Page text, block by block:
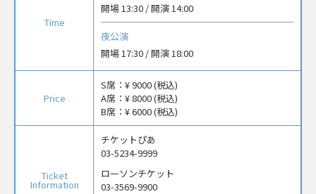
Time
開場 13:30 / 開演 14:00
夜公演
開場 17:30 / 開演 18:00
Price
S席： ¥ 9000 (税込)
A席： ¥ 8000 (税込)
B席： ¥ 6000 (税込)
Ticket
Information
チケットぴあ
03-5234-9999
ローソンチケット
03-3569-9900